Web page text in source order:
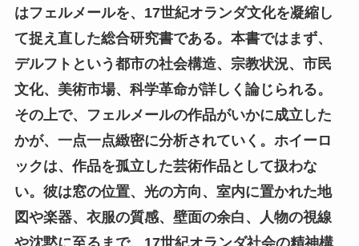
はフェルメールを、17世紀オランダ文化を凝縮し
て捉え直した総合研究書である。本書ではまず、
デルフトという都市の社会構造、宗教状況、市民
文化、美術市場、科学革命が詳しく論じられる。
その上で、フェルメールの作品がいかに成立した
かが、一点一点緻密に分析されていく。ホイーロ
ックは、作品を孤立した芸術作品として扱わな
い。彼は窓の位置、光の方向、室内に置かれた地
図や楽器、衣服の質感、壁面の余白、人物の視線